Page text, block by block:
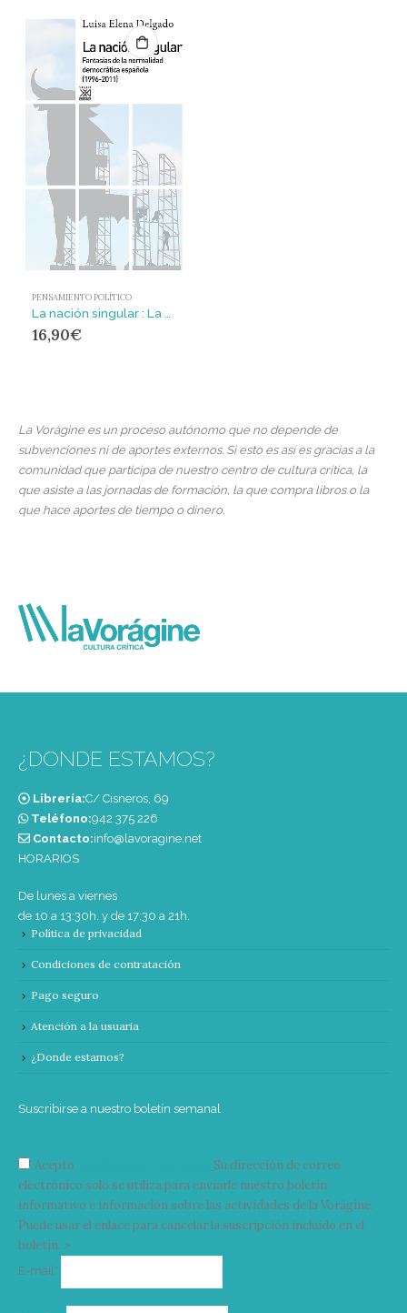
PENSAMIENTO POLÍTICO
La nación singular : La cultura del consenso y la fantasía de normalidad democrática (1999-2011)
16,90€
La Vorágine es un proceso autónomo que no depende de
subvenciones ni de aportes externos. Si esto es así es gracias a la
comunidad que participa de nuestro centro de cultura crítica, la
que asiste a las jornadas de formación, la que compra libros o la
que hace aportes de tiempo o dinero.
¿DONDE ESTAMOS?
Librería:C/ Cisneros, 69
Teléfono:‭942 375 226‬
Contacto:info@lavoragine.net
HORARIOS
De lunes a viernes
de 10 a 13:30h. y de 17:30 a 21h.
Política de privacidad
Condiciones de contratación
Pago seguro
Atención a la usuaria
¿Donde estamos?
Suscribirse a nuestro boletín semanal
Acepto
Su dirección de correo
electrónico solo se utiliza para enviarle nuestro boletín
informativo e información sobre las actividades de la Vorágine.
Puede usar el enlace para cancelar la suscripción incluido en el
boletín. >
E-mail*